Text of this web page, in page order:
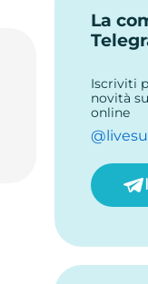
La
Iscriviti
novità
online